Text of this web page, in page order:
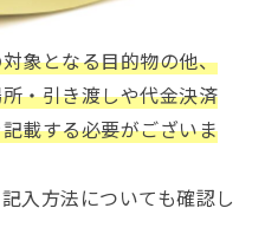
象となる目的物の他、
・引き渡しや代金決済
載する必要がございま
入方法についても確認し